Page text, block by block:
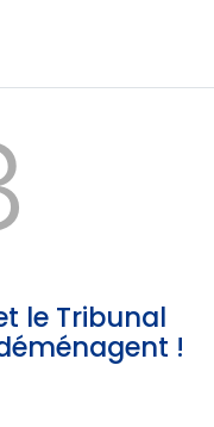
le Tribunal
!